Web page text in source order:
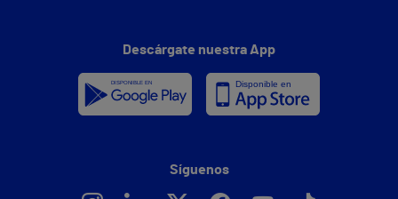
Descárgate nuestra App
Síguenos